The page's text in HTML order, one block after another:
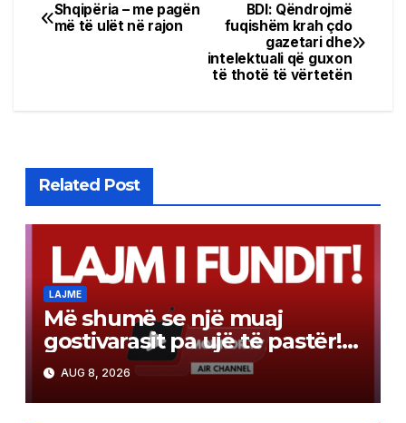
Post
BDI: Qëndrojmë
fuqishëm krah çdo
gazetari dhe
intelektuali që guxon
të thotë të vërtetën
Shqipëria – me pagën
më të ulët në rajon
Related Post
LAJME
Më shumë se një muaj
gostivarasit pa ujë të pastër!
Angellov: Cilësia e ujit është
përmirësuar, por ende nuk
është për pirje
AUG 8, 2026